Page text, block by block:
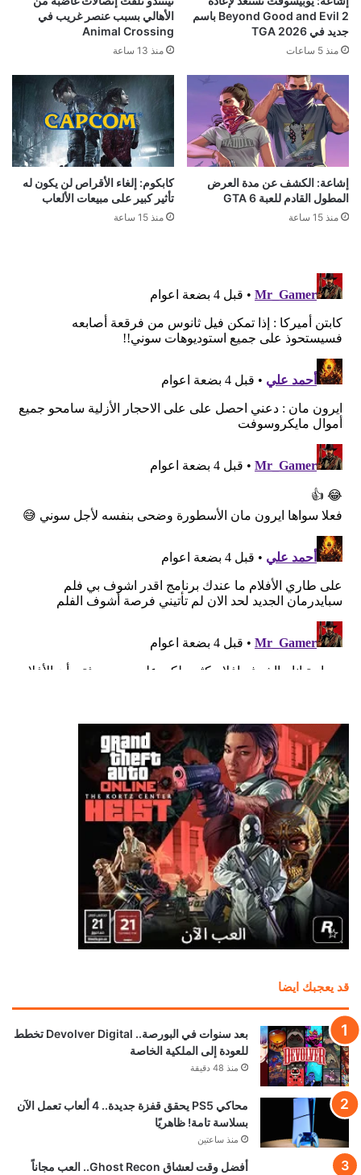
Beyond Good and Evil 2 باسم
جديد في TGA 2026
منذ 5 ساعات
الأهالي بسبب عنصر غريب في
Animal Crossing
منذ 13 ساعة
إشاعة: الكشف عن مدة العرض
المطول القادم للعبة GTA 6
منذ 15 ساعة
كابكوم: إلغاء الأقراص لن يكون له
تأثير كبير على مبيعات الألعاب
منذ 15 ساعة
قد يعجبك ايضا
بعد سنوات في البورصة.. Devolver Digital تخطط
للعودة إلى الملكية الخاصة
منذ 48 دقيقة
محاكي PS5 يحقق قفزة جديدة.. 4 ألعاب تعمل الآن
بسلاسة تامة! ظاهريًا
منذ ساعتين
أفضل وقت لعشاق Ghost Recon.. العب مجاناً